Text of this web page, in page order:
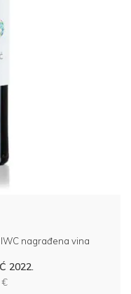
nagrađena vina
2022.
€